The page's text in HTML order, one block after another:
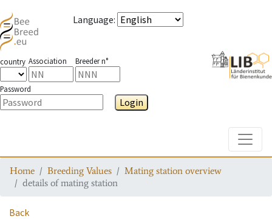
Language:
country Association Breeder n°
Password
Login
Home Breeding Values
Mating station overview
details of mating station
Back